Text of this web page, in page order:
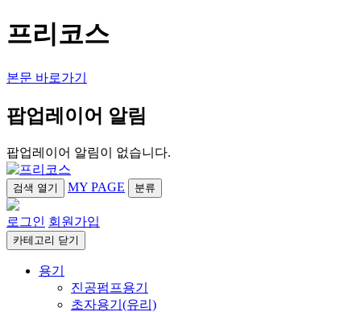
프리코스
본문 바로가기
팝업레이어 알림
팝업레이어 알림이 없습니다.
검색 열기 MY PAGE 분류
로그인 회원가입
카테고리 닫기
용기
진공펌프용기
초자용기(유리)